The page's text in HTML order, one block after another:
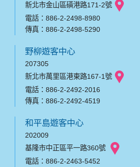
新北市金山區磺港路171-2號
電話：886-2-2498-8980
傳真：886-2-2498-5290
野柳遊客中心
207305
新北市萬里區港東路167-1號
電話：886-2-2492-2016
傳真：886-2-2492-4519
和平島遊客中心
202009
基隆市中正區平一路360號
電話：886-2-2463-5452